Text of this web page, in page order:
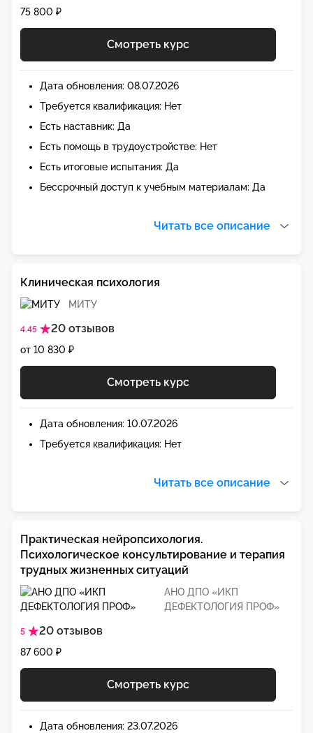
75 800 ₽
Смотреть курс
Дата обновления: 08.07.2026
Требуется квалификация: Нет
Есть наставник: Да
Есть помощь в трудоустройстве: Нет
Есть итоговые испытания: Да
Бессрочный доступ к учебным материалам: Да
Читать все описание
МИТУ
4.45 20 отзывов
Клиническая психология
от 10 830 ₽
Смотреть курс
Дата обновления: 10.07.2026
Требуется квалификация: Нет
Читать все описание
АНО ДПО «ИКП
ДЕФЕКТОЛОГИЯ ПРОФ»
5 20 отзывов
Практическая нейропсихология.
Психологическое консультирование и терапия
трудных жизненных ситуаций
87 600 ₽
Смотреть курс
Дата обновления: 23.07.2026